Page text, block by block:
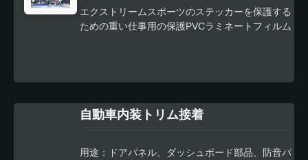
エクストリームスポーツのステッカーを保護する
ための重い仕事用の保護PVCラミネートフィルム
ファー、スノーボーダー、スケートボーダー、ま
愛好家であっても、頑丈な保護用PVCラミネート
自動車内装トリム接着
用途：ドアパネル、ダッシュボード部品、防音パ